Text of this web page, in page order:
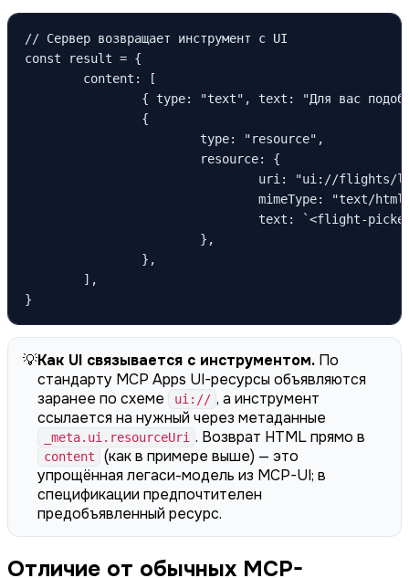
// Сервер возвращает инструмент с UI
const result = {
}
💡Как UI связывается с инструментом. По
стандарту MCP Apps UI-ресурсы объявляются
заранее по схеме
ui:// , а инструмент
ссылается на нужный через метаданные
_meta.ui.resourceUri . Возврат HTML прямо в
content
(как в примере выше) — это
упрощённая легаси-модель из MCP-UI; в
спецификации предпочтителен
предобъявленный ресурс.
Отличие от обычных MCP-